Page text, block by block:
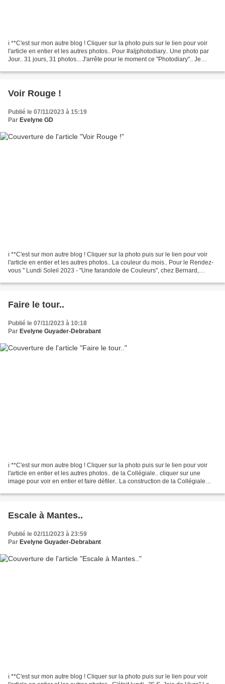
ℹ️ **C'est sur mon autre blog ! Cliquer sur la photo puis sur le lien pour voir
l'article en entier et les autres photos.. Pour #aljphotodiary.. Une photo par
Jour.. 31 jours, 31 photos... J'arrête pour le moment ce "Photodiary".. Je
Voir Rouge !
Publié le 07/11/2023 à 15:19
Par Evelyne GD
ℹ️ **C'est sur mon autre blog ! Cliquer sur la photo puis sur le lien pour voir
l'article en entier et les autres photos.. La couleur du mois.. Pour le Rendez-
vous " Lundi Soleil 2023 - "Une farandole de Couleurs", chez Bernard,
Faire le tour..
Publié le 07/11/2023 à 10:18
Par Evelyne Guyader-Debrabant
ℹ️ **C'est sur mon autre blog ! Cliquer sur la photo puis sur le lien pour voir
l'article en entier et les autres photos.. de la Collégiale.. cliquer sur une
image pour voir en entier et faire défiler.. La construction de la Collégiale
Escale à Mantes..
Publié le 02/11/2023 à 23:59
Par Evelyne Guyader-Debrabant
ℹ️ **C'est sur mon autre blog ! Cliquer sur la photo puis sur le lien pour voir